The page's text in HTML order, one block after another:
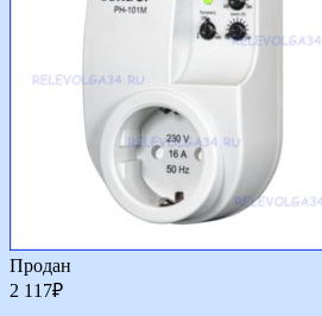
Продан
2 117₽